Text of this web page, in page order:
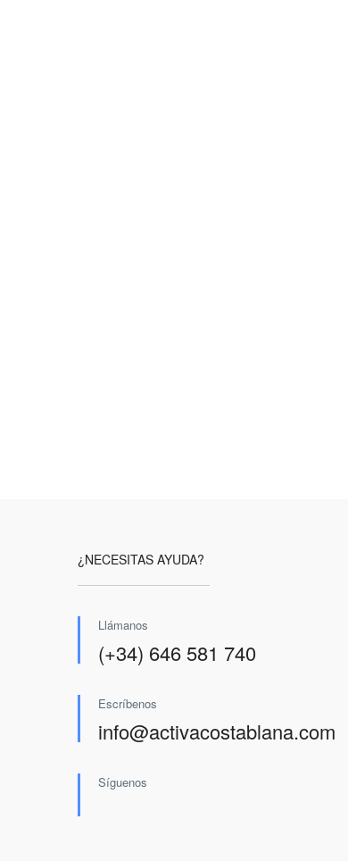
¿NECESITAS AYUDA?
Llámanos
(+34) 646 581 740
Escríbenos
info@activacostablana.com
Síguenos